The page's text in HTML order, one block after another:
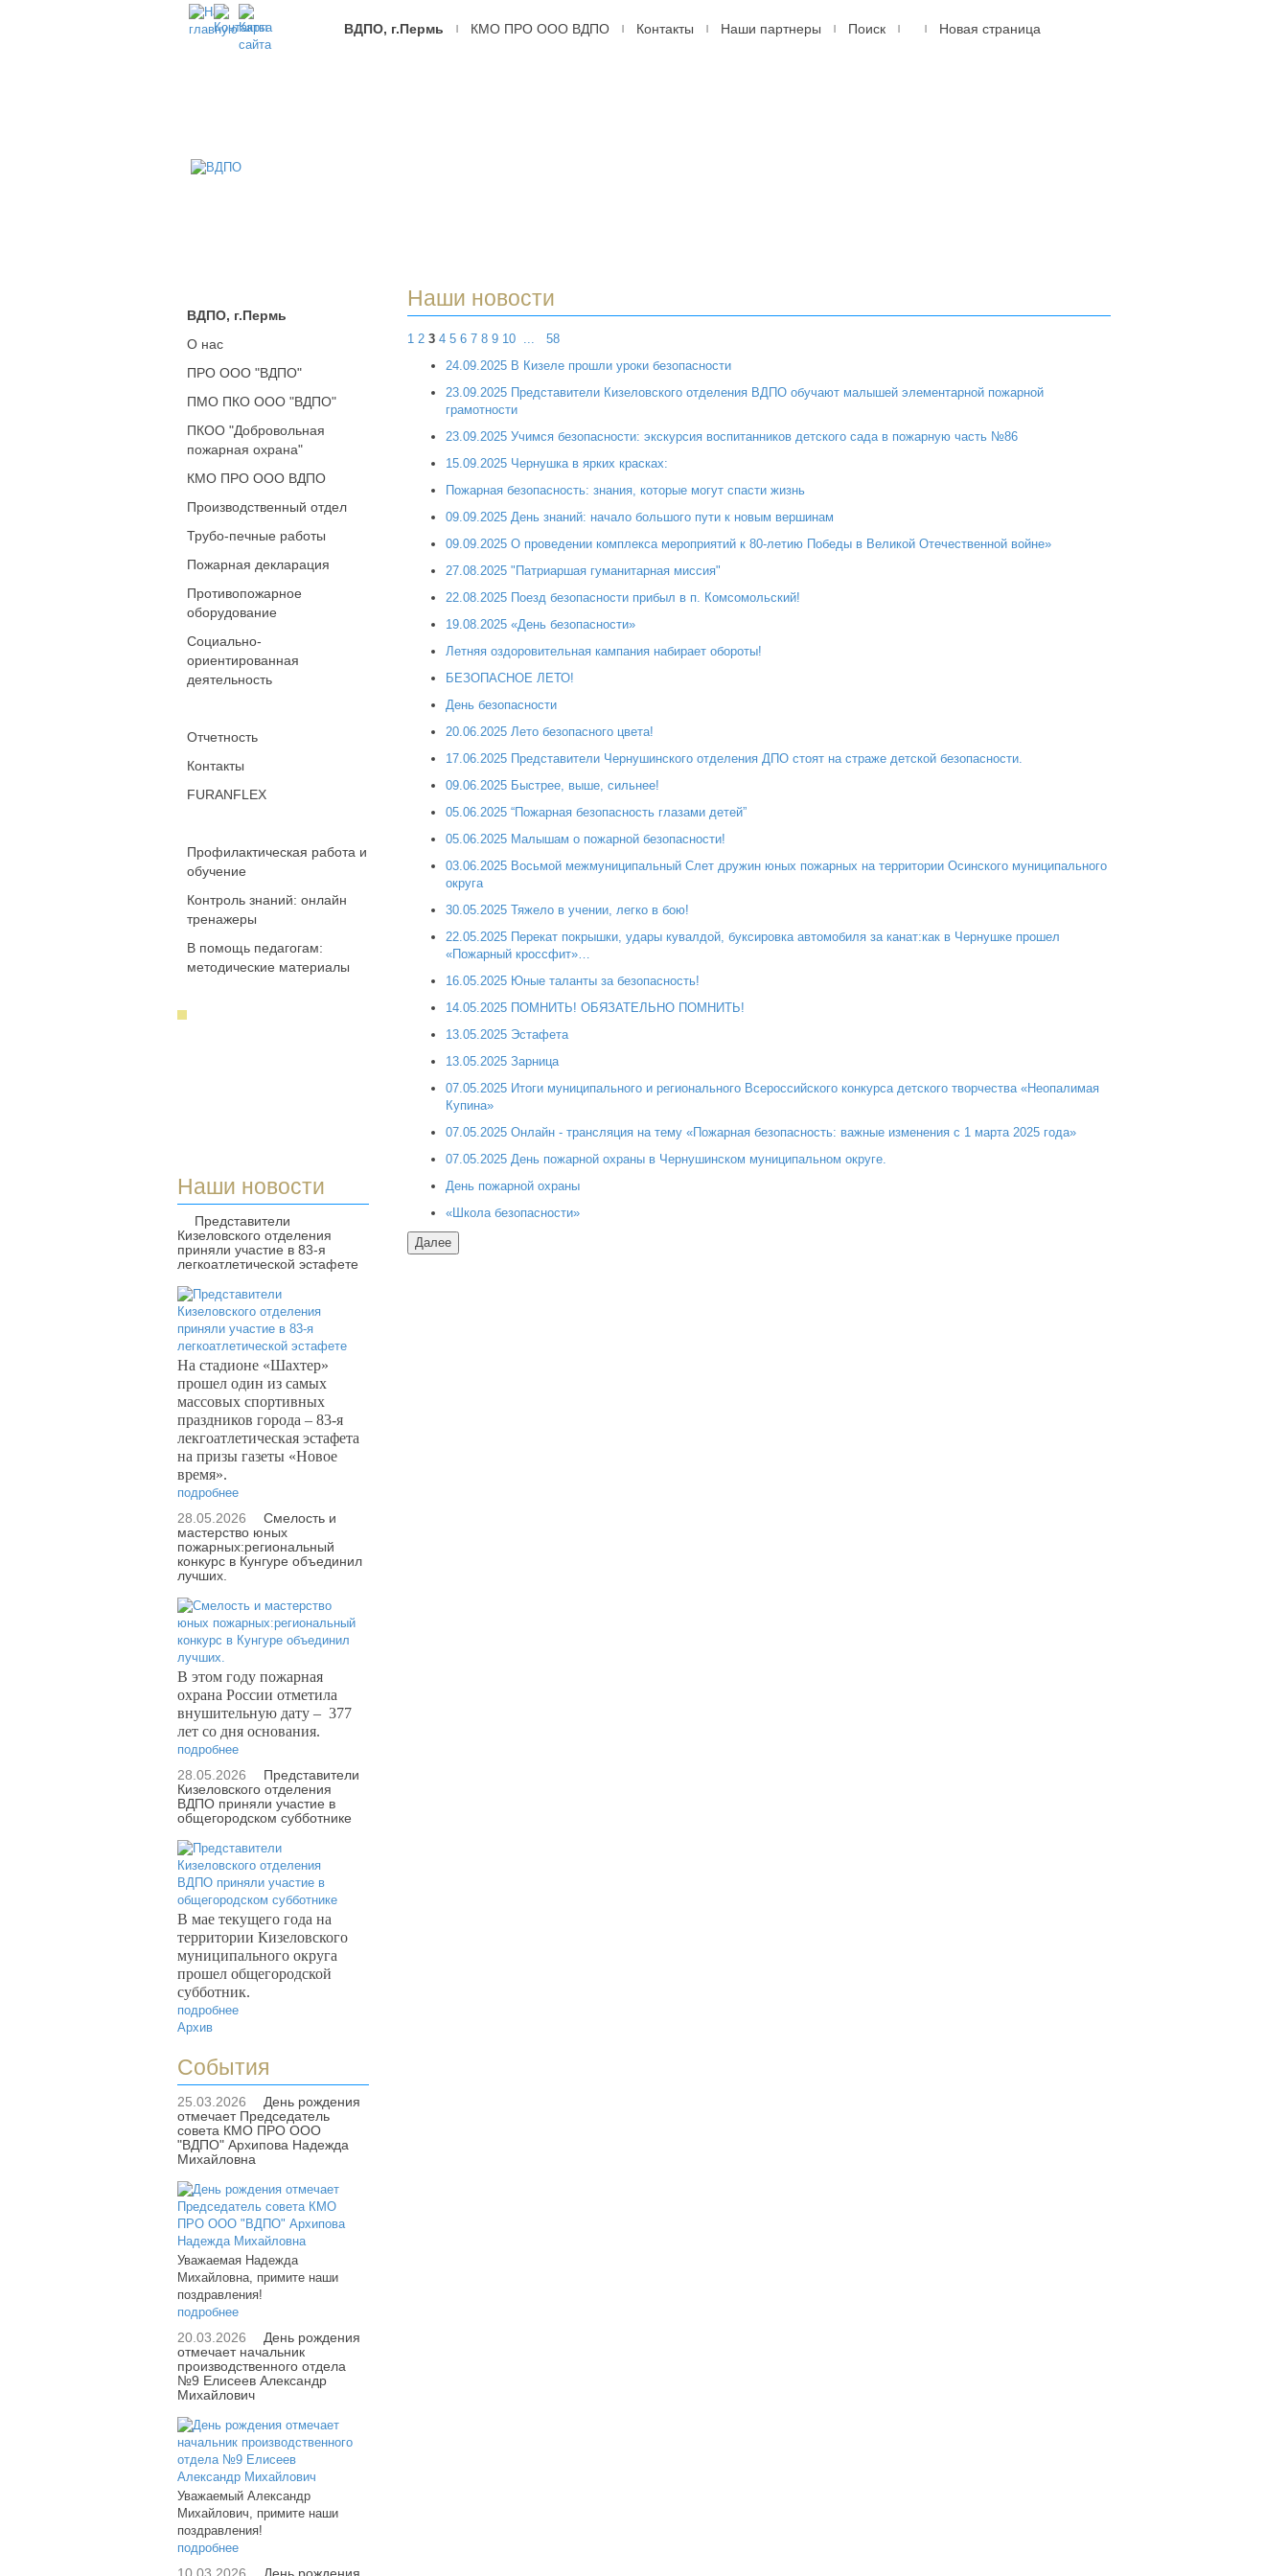
ВДПО, г.Пермь КМО ПРО ООО ВДПО Контакты Наши партнеры Поиск Новая страница
ВДПО, г.Пермь
О нас
ПРО ООО "ВДПО"
ПМО ПКО ООО "ВДПО"
ПКОО "Добровольная
пожарная охрана"
КМО ПРО ООО ВДПО
Производственный отдел
Трубо-печные работы
Пожарная декларация
Противопожарное
оборудование
Социально-
ориентированная
деятельность
Отчетность
Контакты
FURANFLEX
Профилактическая работа и
обучение
Контроль знаний: онлайн
тренажеры
В помощь педагогам:
методические материалы
Наши новости
Представители
Кизеловского отделения
приняли участие в 83-я
легкоатлетической эстафете
На стадионе «Шахтер»
прошел один из самых
массовых спортивных
праздников города – 83-я
лекгоатлетическая эстафета
на призы газеты «Новое
время».
подробнее
28.05.2026
Смелость и
мастерство юных
пожарных:региональный
конкурс в Кунгуре объединил
лучших.
В этом году пожарная
охрана России отметила
внушительную дату – 377
лет со дня основания.
подробнее
28.05.2026
Представители
Кизеловского отделения
ВДПО приняли участие в
общегородском субботнике
В мае текущего года на
территории Кизеловского
муниципального округа
прошел общегородской
субботник.
подробнее
Архив
События
25.03.2026
День рождения
отмечает Председатель
совета КМО ПРО ООО
"ВДПО" Архипова Надежда
Михайловна
Уважаемая Надежда
Михайловна, примите наши
поздравления!
подробнее
20.03.2026
День рождения
отмечает начальник
производственного отдела
№9 Елисеев Александр
Михайлович
Уважаемый Александр
Михайлович, примите наши
поздравления!
подробнее
Наши новости
1 2 3 4 5 6 7 8 9 10 ...
58
24.09.2025 В Кизеле прошли уроки безопасности
23.09.2025 Представители Кизеловского отделения ВДПО обучают малышей элементарной пожарной
грамотности
23.09.2025 Учимся безопасности: экскурсия воспитанников детского сада в пожарную часть №86
15.09.2025 Чернушка в ярких красках:
Пожарная безопасность: знания, которые могут спасти жизнь
09.09.2025 День знаний: начало большого пути к новым вершинам
09.09.2025 О проведении комплекса мероприятий к 80-летию Победы в Великой Отечественной войне»
27.08.2025 "Патриаршая гуманитарная миссия"
22.08.2025 Поезд безопасности прибыл в п. Комсомольский!
19.08.2025 «День безопасности»
Летняя оздоровительная кампания набирает обороты!
БЕЗОПАСНОЕ ЛЕТО!
День безопасности
20.06.2025 Лето безопасного цвета!
17.06.2025 Представители Чернушинского отделения ДПО стоят на страже детской безопасности.
09.06.2025 Быстрее, выше, сильнее!
05.06.2025 “Пожарная безопасность глазами детей”
05.06.2025 Малышам о пожарной безопасности!
03.06.2025 Восьмой межмуниципальный Слет дружин юных пожарных на территории Осинского муниципального
округа
30.05.2025 Тяжело в учении, легко в бою!
22.05.2025 Перекат покрышки, удары кувалдой, буксировка автомобиля за канат:как в Чернушке прошел
«Пожарный кроссфит»…
16.05.2025 Юные таланты за безопасность!
14.05.2025 ПОМНИТЬ! ОБЯЗАТЕЛЬНО ПОМНИТЬ!
13.05.2025 Эстафета
13.05.2025 Зарница
07.05.2025 Итоги муниципального и регионального Всероссийского конкурса детского творчества «Неопалимая
Купина»
07.05.2025 Онлайн - трансляция на тему «Пожарная безопасность: важные изменения с 1 марта 2025 года»
07.05.2025 День пожарной охраны в Чернушинском муниципальном округе.
День пожарной охраны
«Школа безопасности»